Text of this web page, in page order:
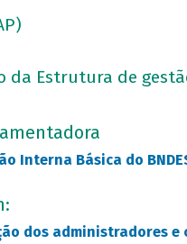
da Estrutura de
Interna Básica do
dos administradores e